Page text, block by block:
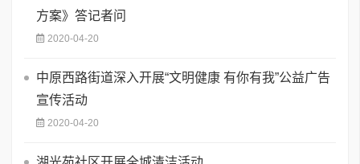
方案》答记者问
2020-04-20
中原西路街道深入开展“文明健康 有你有我”公益广告
宣传活动
2020-04-20